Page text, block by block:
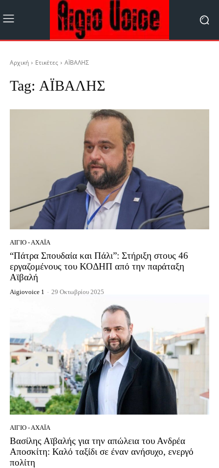
Αρχική Ετικέτες ΑΪΒΑΛΗΣ
Tag: ΑΪΒΑΛΗΣ
ΑΊΓΙΟ - ΑΧΑΪ́Α
“Πάτρα Σπουδαία και Πάλι”: Στήριξη στους 46
εργαζομένους του ΚΟΔΗΠ από την παράταξη
Αϊβαλή
Aigiovoice 1 - 29 Οκτωβρίου 2025
ΑΊΓΙΟ - ΑΧΑΪ́Α
Βασίλης Αϊβαλής για την απώλεια του Ανδρέα
Αποσκίτη: Καλό ταξίδι σε έναν ανήσυχο, ενεργό
πολίτη